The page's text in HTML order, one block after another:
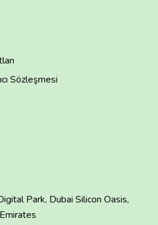
Sözleşmesi
Park, Dubai Silicon Oasis,